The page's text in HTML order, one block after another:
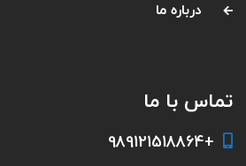
درباره ما
تماس با ما
+989121518864